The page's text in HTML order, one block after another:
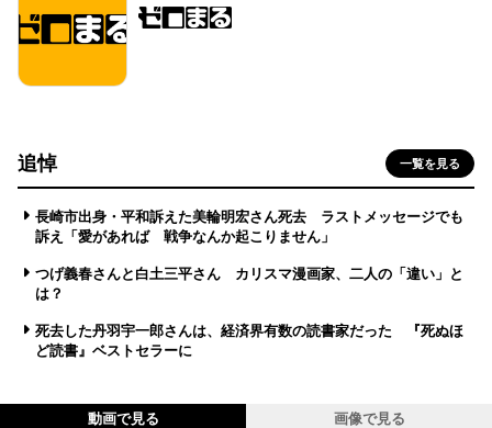
追悼 一覧を見る
長崎市出身・平和訴えた美輪明宏さん死去 ラストメッセージでも
訴え「愛があれば 戦争なんか起こりません」
つげ義春さんと白土三平さん カリスマ漫画家、二人の「違い」と
は？
死去した丹羽宇一郎さんは、経済界有数の読書家だった 『死ぬほ
ど読書』ベストセラーに
動画で見る 画像で見る